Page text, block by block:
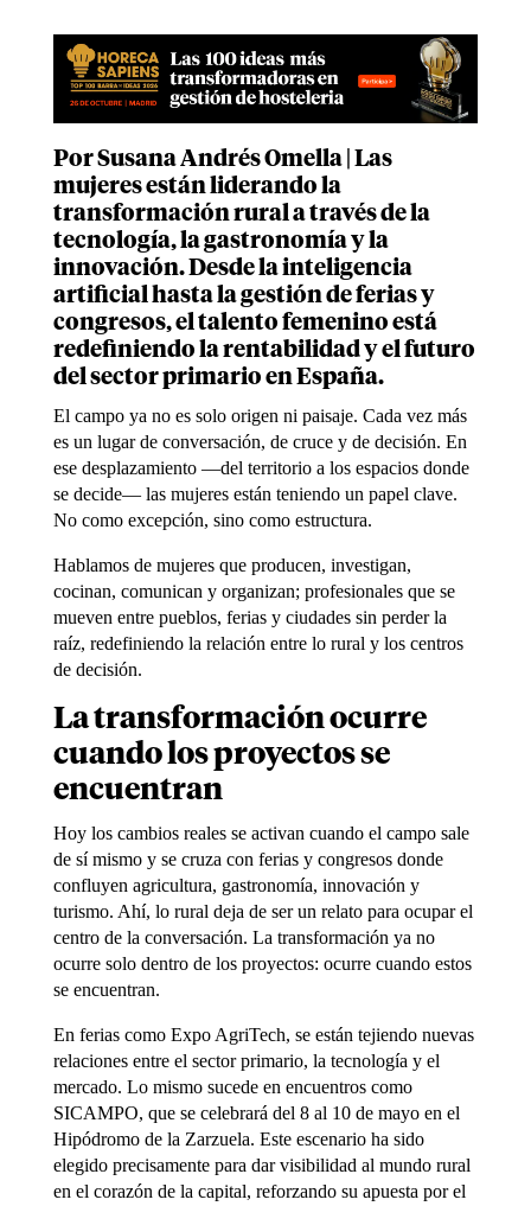
Por Susana Andrés Omella | Las
mujeres están liderando la
transformación rural a través de la
tecnología, la gastronomía y la
innovación. Desde la inteligencia
artificial hasta la gestión de ferias y
congresos, el talento femenino está
redefiniendo la rentabilidad y el futuro
del sector primario en España.
El campo ya no es solo origen ni paisaje. Cada vez más
es un lugar de conversación, de cruce y de decisión. En
ese desplazamiento —del territorio a los espacios donde
se decide— las mujeres están teniendo un papel clave.
No como excepción, sino como estructura.
Hablamos de mujeres que producen, investigan,
cocinan, comunican y organizan; profesionales que se
mueven entre pueblos, ferias y ciudades sin perder la
raíz, redefiniendo la relación entre lo rural y los centros
de decisión.
La transformación ocurre
cuando los proyectos se
encuentran
Hoy los cambios reales se activan cuando el campo sale
de sí mismo y se cruza con ferias y congresos donde
confluyen agricultura, gastronomía, innovación y
turismo. Ahí, lo rural deja de ser un relato para ocupar el
centro de la conversación. La transformación ya no
ocurre solo dentro de los proyectos: ocurre cuando estos
se encuentran.
En ferias como Expo AgriTech, se están tejiendo nuevas
relaciones entre el sector primario, la tecnología y el
mercado. Lo mismo sucede en encuentros como
SICAMPO, que se celebrará del 8 al 10 de mayo en el
Hipódromo de la Zarzuela. Este escenario ha sido
elegido precisamente para dar visibilidad al mundo rural
en el corazón de la capital, reforzando su apuesta por el